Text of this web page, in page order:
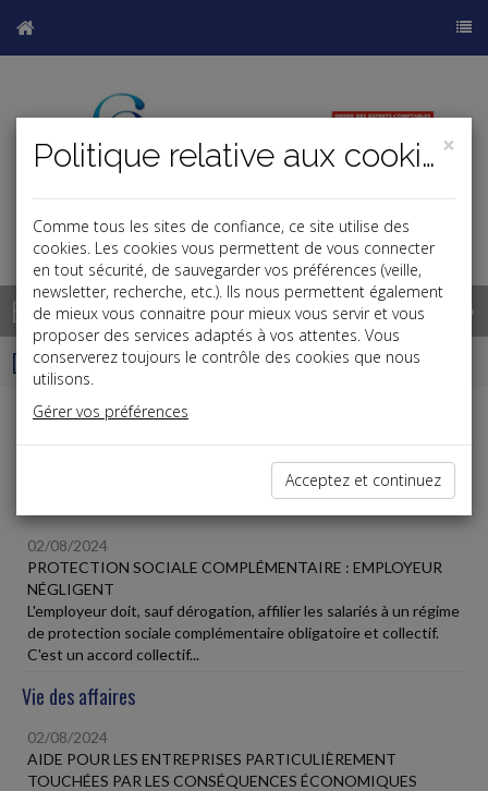
Base documentaire
Dépêches
Liste des dernières dépêches
02/08/2024
PROTECTION SOCIALE COMPLÉMENTAIRE : EMPLOYEUR
NÉGLIGENT
L'employeur doit, sauf dérogation, affilier les salariés à un régime
de protection sociale complémentaire obligatoire et collectif.
C'est un accord collectif...
Vie des affaires
02/08/2024
AIDE POUR LES ENTREPRISES PARTICULIÈREMENT
TOUCHÉES PAR LES CONSÉQUENCES ÉCONOMIQUES
×
Politique relative aux cookies
Comme tous les sites de confiance, ce site utilise des
cookies. Les cookies vous permettent de vous connecter
en tout sécurité, de sauvegarder vos préférences (veille,
newsletter, recherche, etc.). Ils nous permettent également
de mieux vous connaitre pour mieux vous servir et vous
proposer des services adaptés à vos attentes. Vous
conserverez toujours le contrôle des cookies que nous
utilisons.
Gérer vos préférences
Acceptez et continuez